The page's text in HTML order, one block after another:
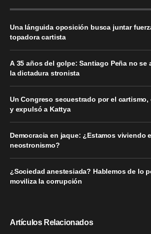
Una lánguida oposición busca juntar
topadora cartista
A 35 años del golpe: Santiago Peña no se
la dictadura stronista
Un Congreso secuestrado por el
y expulsó a Kattya
Democracia en jaque: ¿Estamos viviendo
neostronismo?
¿Sociedad anestesiada? Hablemos de lo
moviliza la corrupción
Artículos Relacionados